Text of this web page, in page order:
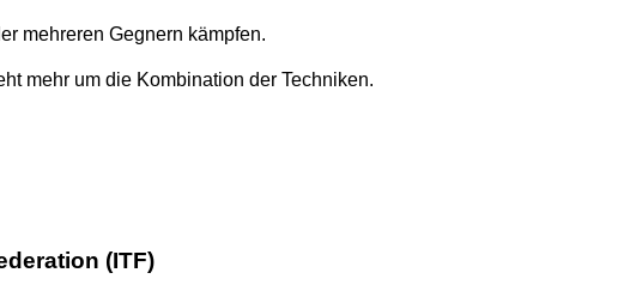
mehreren Gegnern kämpfen.
mehr um die Kombination der Techniken.
(ITF)